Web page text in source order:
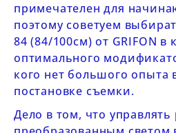
примечателен для
поэтому советуем
84 (84/100см) от GRIFON в
оптимального
кого нет большого опыта
постановке съемки.
Дело в том, что